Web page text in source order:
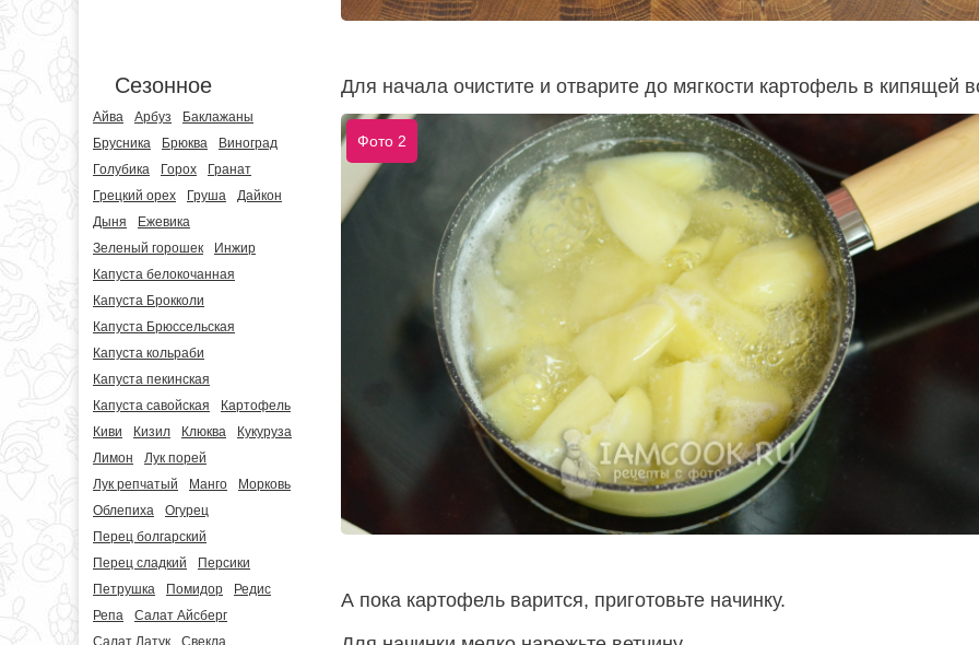
Сезонное
Айва Арбуз
Баклажаны
Брусника
Брюква
Виноград
Голубика
Горох
Гранат
Грецкий орех
Груша
Дайкон
Дыня
Ежевика
Зеленый горошек
Инжир
Капуста белокочанная
Капуста Брокколи
Капуста Брюссельская
Капуста кольраби
Капуста пекинская
Капуста савойская
Картофель
Киви
Кизил Клюква
Кукуруза
Лимон
Лук порей
Лук репчатый
Манго
Морковь
Облепиха
Огурец
Перец болгарский
Перец сладкий
Персики
Петрушка
Помидор
Редис
Репа
Салат Айсберг
Салат Латук
Свекла
Для начала очистите и отварите до мягкости картофель в кипящей
Фото 2
А пока картофель варится, приготовьте начинку.